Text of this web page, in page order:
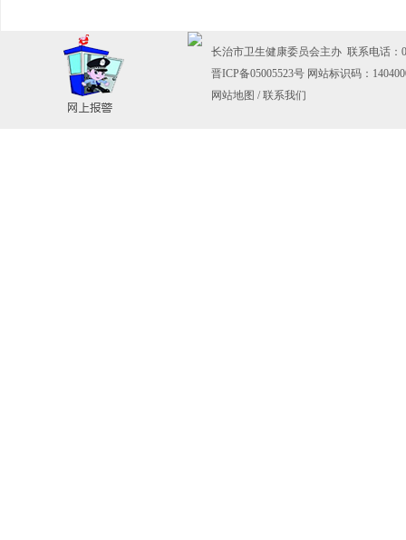
长治市卫生健康委员会主办 联系电话：
晋ICP备05005523号 网站标识码：
网站地图 / 联系我们